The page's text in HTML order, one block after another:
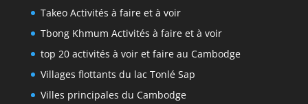
Takeo Activités à faire et à voir
Tbong Khmum Activités à faire et à voir
top 20 activités à voir et faire au Cambodge
Villages flottants du lac Tonlé Sap
Villes principales du Cambodge